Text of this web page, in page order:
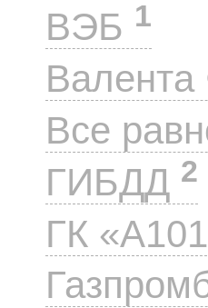
ВЭБ 1
Все
ГИБДД 2
ГК